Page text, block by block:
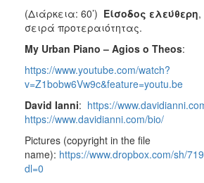
(Διάρκεια: 60’) Είσοδος ελεύθερη
σειρά προτεραιότητας.
My Urban Piano – Agios o Theos:
https://www.youtube.com/watch?
v=Z1bobw6Vw9c&feature=youtu.be
David Ianni: https://
https://www.davidianni.com/bio/
Pictures (copyright in the file
name): https://www.dropbox.com/sh/
dl=0